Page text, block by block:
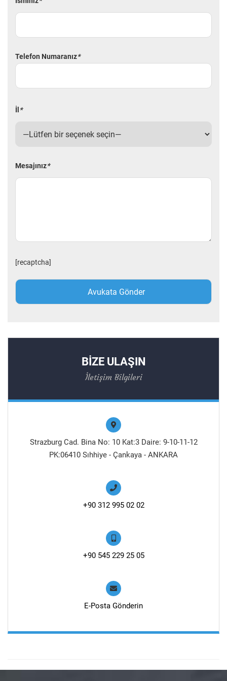
Telefon Numaranız*
İl *
Mesajınız*
[recaptcha]
BİZE ULAŞIN
İletişim Bilgileri
Strazburg Cad. Bina No: 10 Kat:3 Daire: 9-10-11-12
PK:06410 Sıhhiye - Çankaya - ANKARA
+90 312 995 02 02
+90 545 229 25 05
E-Posta Gönderin